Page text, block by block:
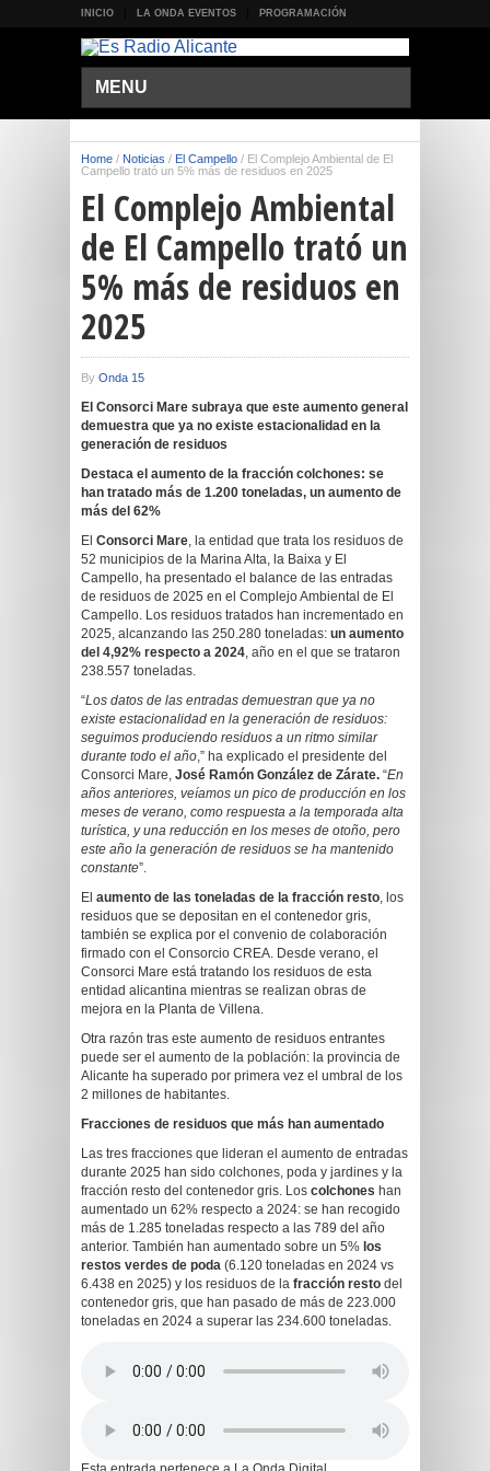
INICIO LA ONDA EVENTOS PROGRAMACIÓN
MENU
Home / Noticias / El Campello / El Complejo Ambiental de El
Campello trató un 5% más de residuos en 2025
El Complejo Ambiental
de El Campello trató un
5% más de residuos en
2025
By Onda 15
El Consorci Mare subraya que este aumento general
demuestra que ya no existe estacionalidad en la
generación de residuos
Destaca el aumento de la fracción colchones: se
han tratado más de 1.200 toneladas, un aumento de
más del 62%
El Consorci Mare, la entidad que trata los residuos de
52 municipios de la Marina Alta, la Baixa y El
Campello, ha presentado el balance de las entradas
de residuos de 2025 en el Complejo Ambiental de El
Campello. Los residuos tratados han incrementado en
2025, alcanzando las 250.280 toneladas: un aumento
del 4,92% respecto a 2024, año en el que se trataron
238.557 toneladas.
“Los datos de las entradas demuestran que ya no
existe estacionalidad en la generación de residuos:
seguimos produciendo residuos a un ritmo similar
durante todo el año,” ha explicado el presidente del
Consorci Mare, José Ramón González de Zárate. “En
años anteriores, veíamos un pico de producción en los
meses de verano, como respuesta a la temporada alta
turística, y una reducción en los meses de otoño, pero
este año la generación de residuos se ha mantenido
constante”.
El aumento de las toneladas de la fracción resto, los
residuos que se depositan en el contenedor gris,
también se explica por el convenio de colaboración
firmado con el Consorcio CREA. Desde verano, el
Consorci Mare está tratando los residuos de esta
entidad alicantina mientras se realizan obras de
mejora en la Planta de Villena.
Otra razón tras este aumento de residuos entrantes
puede ser el aumento de la población: la provincia de
Alicante ha superado por primera vez el umbral de los
2 millones de habitantes.
Fracciones de residuos que más han aumentado
Las tres fracciones que lideran el aumento de entradas
durante 2025 han sido colchones, poda y jardines y la
fracción resto del contenedor gris. Los colchones han
aumentado un 62% respecto a 2024: se han recogido
más de 1.285 toneladas respecto a las 789 del año
anterior. También han aumentado sobre un 5% los
restos verdes de poda (6.120 toneladas en 2024 vs
6.438 en 2025) y los residuos de la fracción resto del
contenedor gris, que han pasado de más de 223.000
toneladas en 2024 a superar las 234.600 toneladas.